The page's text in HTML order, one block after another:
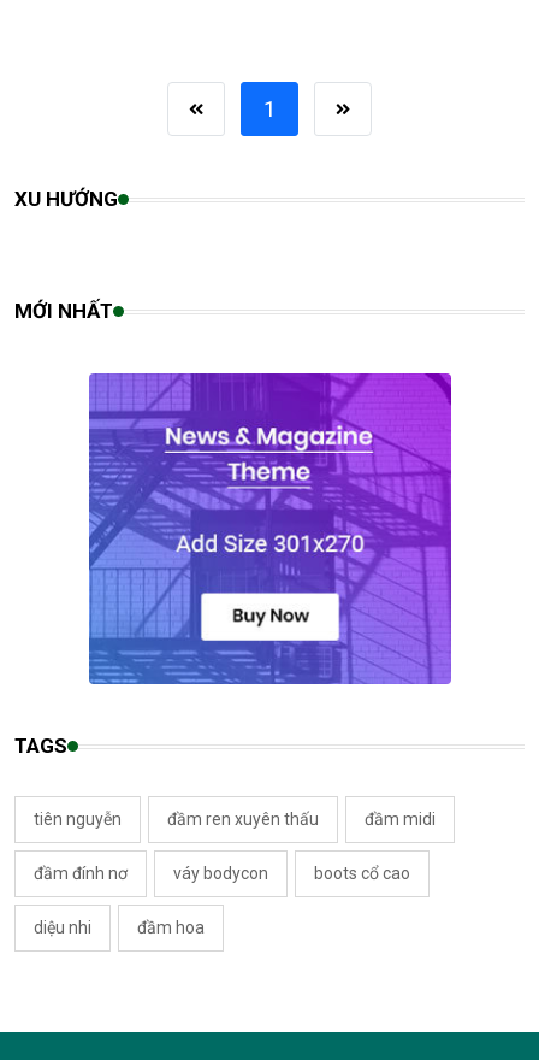
1
XU HƯỚNG
MỚI NHẤT
TAGS
tiên nguyễn đầm ren xuyên thấu đầm midi
đầm đính nơ váy bodycon boots cổ cao
diệu nhi đầm hoa